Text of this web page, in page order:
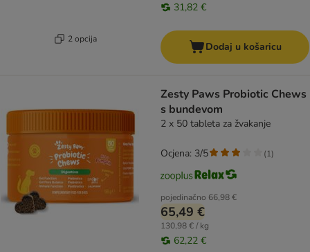
2 opcija
31,82 €
Dodaj u košaricu
Zesty Paws Probiotic Chews
s bundevom
2 x 50 tableta za žvakanje
pojedinačno 66,98 €
65,49 €
130,98 € / kg
62,22 €
Ocjena: 3/5 (1)